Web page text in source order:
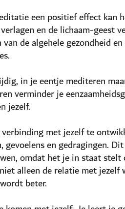
een positief effect kan
en de lichaam-geest
de algehele gezondheid
in je eentje mediteren
verminder je
jezelf.
met jezelf te
en gedragingen.
omdat het je in staat stelt
alleen de relatie met jezelf
beter.